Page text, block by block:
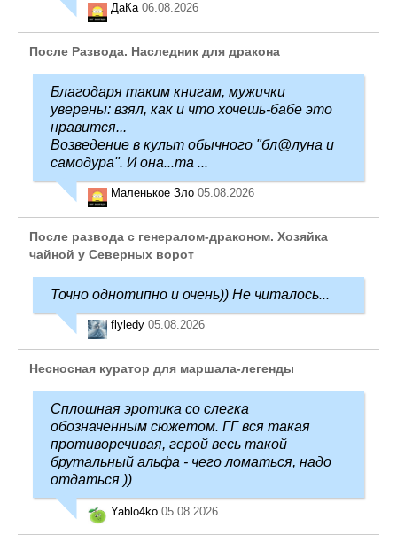
ДаКа 06.08.2026
После Развода. Наследник для дракона
Благодаря таким книгам, мужички
уверены: взял, как и что хочешь-бабе это
нравится...
Возведение в культ обычного "бл@луна и
самодура". И она...та ...
Маленькое Зло 05.08.2026
После развода с генералом-драконом. Хозяйка
чайной у Северных ворот
Точно однотипно и очень)) Не читалось...
flyledy 05.08.2026
Несносная куратор для маршала-легенды
Сплошная эротика со слегка
обозначенным сюжетом. ГГ вся такая
противоречивая, герой весь такой
брутальный альфа - чего ломаться, надо
отдаться ))
Yablo4ko 05.08.2026